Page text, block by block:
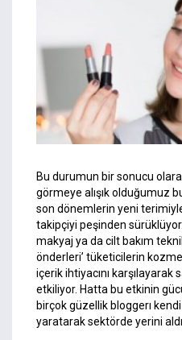
Bu durumun bir sonucu
görmeye alışık olduğumuz
son dönemlerin yeni
takipçiyi peşinden
makyaj ya da cilt bakım
önderleri’ tüketicilerin
içerik ihtiyacını
etkiliyor. Hatta bu etkinin
birçok güzellik bloggerı
yaratarak sektörde yerini aldı.